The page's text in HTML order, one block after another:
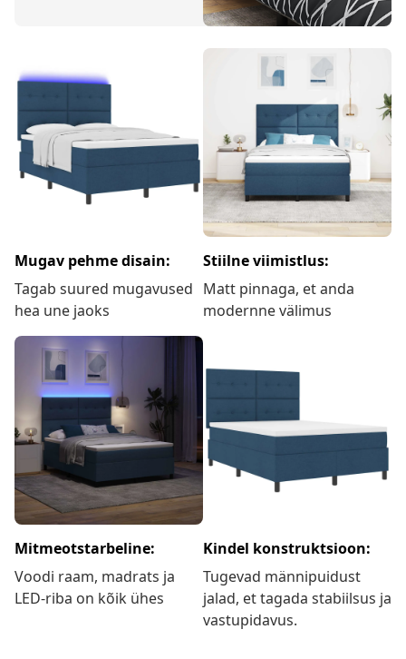
Mugav pehme disain:
Tagab suured mugavused
hea une jaoks
Stiilne viimistlus:
Matt pinnaga, et anda
modernne välimus
Mitmeotstarbeline:
Voodi raam, madrats ja
LED-riba on kõik ühes
Kindel konstruktsioon:
Tugevad männipuidust
jalad, et tagada stabiilsus ja
vastupidavus.